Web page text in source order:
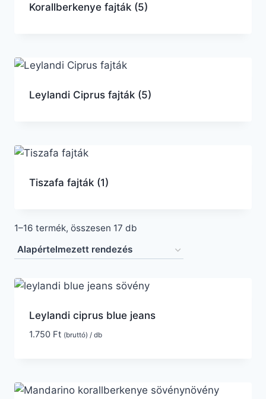
Korallberkenye fajták (5)
Leylandi Ciprus fajták (5)
Tiszafa fajták (1)
1–16 termék, összesen 17 db
Leylandi ciprus blue jeans
1.750 Ft (bruttó) / db